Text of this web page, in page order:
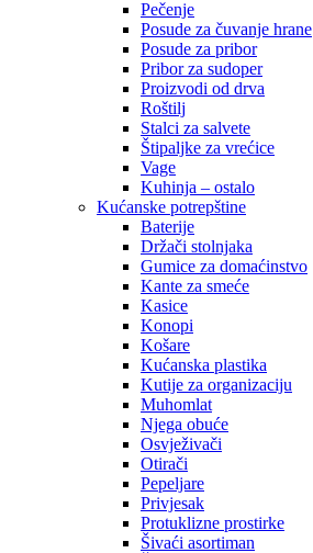
Pečenje
Posude za čuvanje hrane
Posude za pribor
Pribor za sudoper
Proizvodi od drva
Roštilj
Stalci za salvete
Štipaljke za vrećice
Vage
Kuhinja – ostalo
Kućanske potrepštine
Baterije
Držači stolnjaka
Gumice za domaćinstvo
Kante za smeće
Kasice
Konopi
Košare
Kućanska plastika
Kutije za organizaciju
Muhomlat
Njega obuće
Osvježivači
Otirači
Pepeljare
Privjesak
Protuklizne prostirke
Šivaći asortiman